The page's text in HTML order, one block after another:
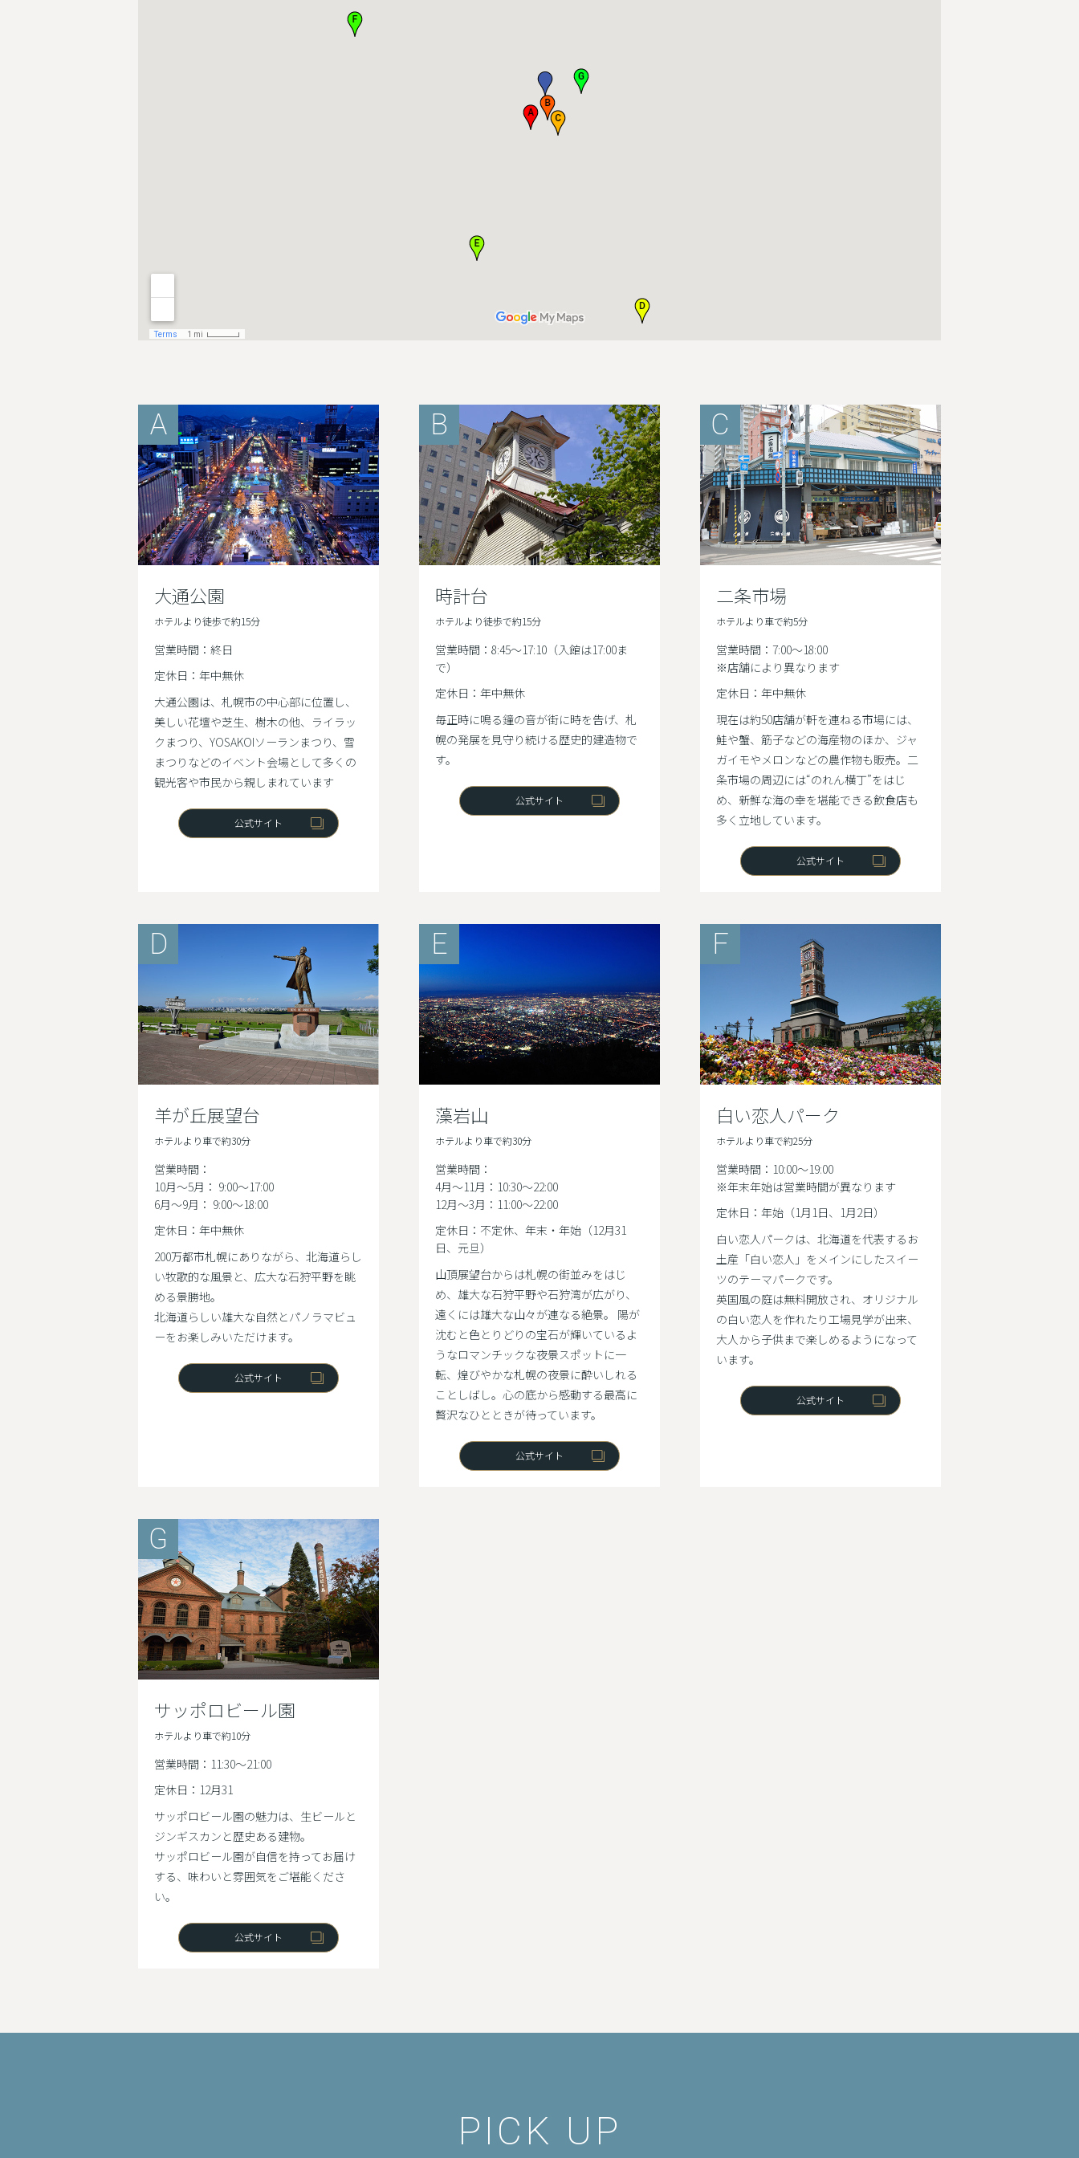
A
大通公園
ホテルより徒歩で約15分
営業時間：終日
定休日：年中無休
大通公園は、札幌市の中心部に位置し、
美しい花壇や芝生、樹木の他、ライラッ
クまつり、YOSAKOIソーランまつり、雪
まつりなどのイベント会場として多くの
観光客や市民から親しまれています
公式サイト
B
時計台
ホテルより徒歩で約15分
営業時間：8:45～17:10（入館は17:00ま
で）
定休日：年中無休
毎正時に鳴る鐘の音が街に時を告げ、札
幌の発展を見守り続ける歴史的建造物で
す。
公式サイト
C
二条市場
ホテルより車で約5分
営業時間：7:00～18:00
※店舗により異なります
定休日：年中無休
現在は約50店舗が軒を連ねる市場には、
鮭や蟹、筋子などの海産物のほか、ジャ
ガイモやメロンなどの農作物も販売。二
条市場の周辺には“のれん横丁”をはじ
め、新鮮な海の幸を堪能できる飲食店も
多く立地しています。
公式サイト
D
羊が丘展望台
ホテルより車で約30分
営業時間：
10月～5月： 9:00～17:00
6月～9月： 9:00～18:00
定休日：年中無休
200万都市札幌にありながら、北海道らし
い牧歌的な風景と、広大な石狩平野を眺
める景勝地。
北海道らしい雄大な自然とパノラマビュ
ーをお楽しみいただけます。
公式サイト
E
藻岩山
ホテルより車で約30分
営業時間：
4月〜11月：10:30～22:00
12月〜3月：11:00～22:00
定休日：不定休、年末・年始（12月31
日、元旦）
山頂展望台からは札幌の街並みをはじ
め、雄大な石狩平野や石狩湾が広がり、
遠くには雄大な山々が連なる絶景。 陽が
沈むと色とりどりの宝石が輝いているよ
うなロマンチックな夜景スポットに一
転、煌びやかな札幌の夜景に酔いしれる
ことしばし。心の底から感動する最高に
贅沢なひとときが待っています。
公式サイト
F
白い恋人パーク
ホテルより車で約25分
営業時間：10:00〜19:00
※年末年始は営業時間が異なります
定休日：年始（1月1日、1月2日）
白い恋人パークは、北海道を代表するお
土産「白い恋人」をメインにしたスイー
ツのテーマパークです。
英国風の庭は無料開放され、オリジナル
の白い恋人を作れたり工場見学が出来、
大人から子供まで楽しめるようになって
います。
公式サイト
G
サッポロビール園
ホテルより車で約10分
営業時間：11:30〜21:00
定休日：12月31
サッポロビール園の魅力は、生ビールと
ジンギスカンと歴史ある建物。
サッポロビール園が自信を持ってお届け
する、味わいと雰囲気をご堪能くださ
い。
公式サイト
PICK UP